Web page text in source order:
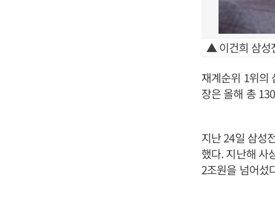
▲ 이건희 삼성
재계순위 1위의
장은 올해 총
지난 24일 삼성
했다. 지난해 사
2조원을 넘어섰